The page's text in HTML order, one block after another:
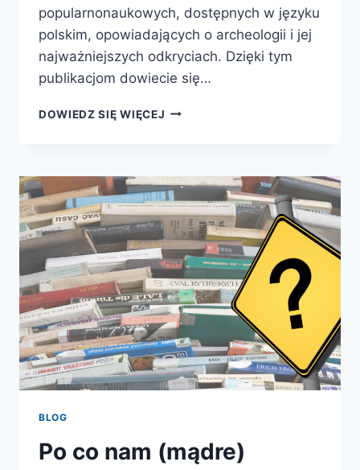
popularnonaukowych, dostępnych w języku
polskim, opowiadających o archeologii i jej
najważniejszych odkryciach. Dzięki tym
publikacjom dowiecie się…
DOWIEDZ SIĘ WIĘCEJ 10
KTÓRE
WARTO
ZNAĆ
BLOG
Po co nam (mądre)